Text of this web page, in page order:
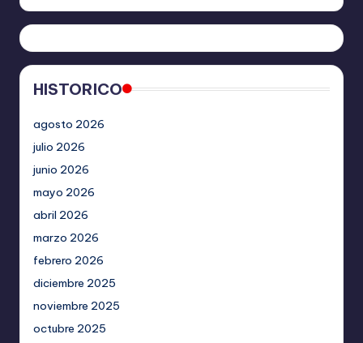
HISTORICO
agosto 2026
julio 2026
junio 2026
mayo 2026
abril 2026
marzo 2026
febrero 2026
diciembre 2025
noviembre 2025
octubre 2025